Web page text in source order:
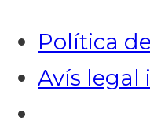
Política
Avís legal